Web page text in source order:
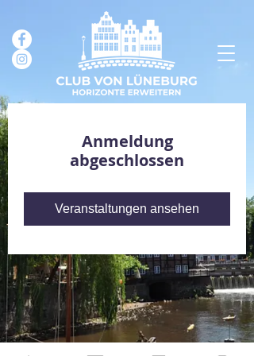
Anmeldung
abgeschlossen
Veranstaltungen ansehen